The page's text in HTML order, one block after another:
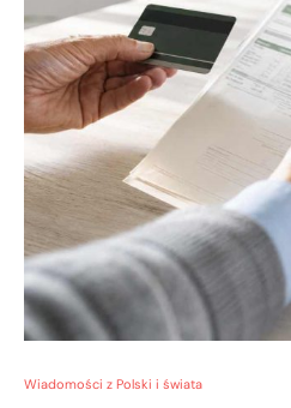
Wiadomości z Polski i świata